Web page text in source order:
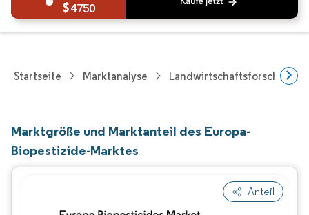
4750
Startseite Marktanalyse Landwirtschaftsforschung
Marktgröße und Marktanteil des Europa-
Biopestizide-Marktes
Anteil